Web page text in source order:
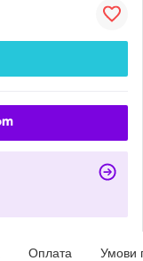
Оплата Умови